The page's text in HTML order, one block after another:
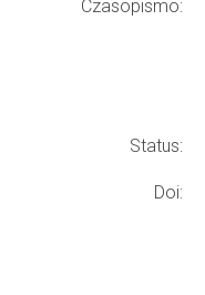
Czasopismo:
Status:
Doi: